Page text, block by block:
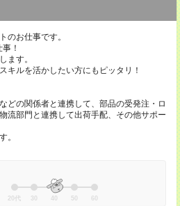
のお仕事です。
！
ます。
キルを活かしたい方にもピッタリ！
どの関係者と連携して、部品の受発注・ロ
流部門と連携して出荷手配、その他サポー
。
20代 30 40 50 60